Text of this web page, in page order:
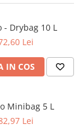
- Drybag 10 L
Lei
IN COS
Minibag 5 L
Lei